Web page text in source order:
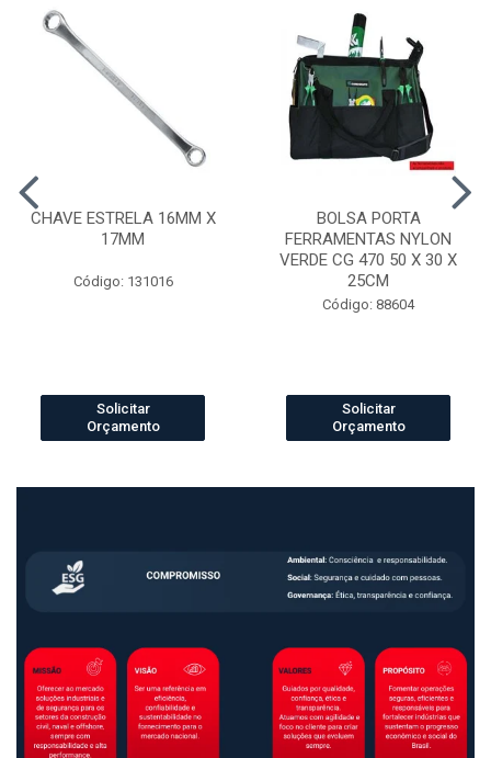
CHAVE ESTRELA 16MM X
17MM
Código: 131016
Solicitar
Orçamento
BOLSA PORTA
FERRAMENTAS NYLON
VERDE CG 470 50 X 30 X
25CM
Código: 88604
Solicitar
Orçamento